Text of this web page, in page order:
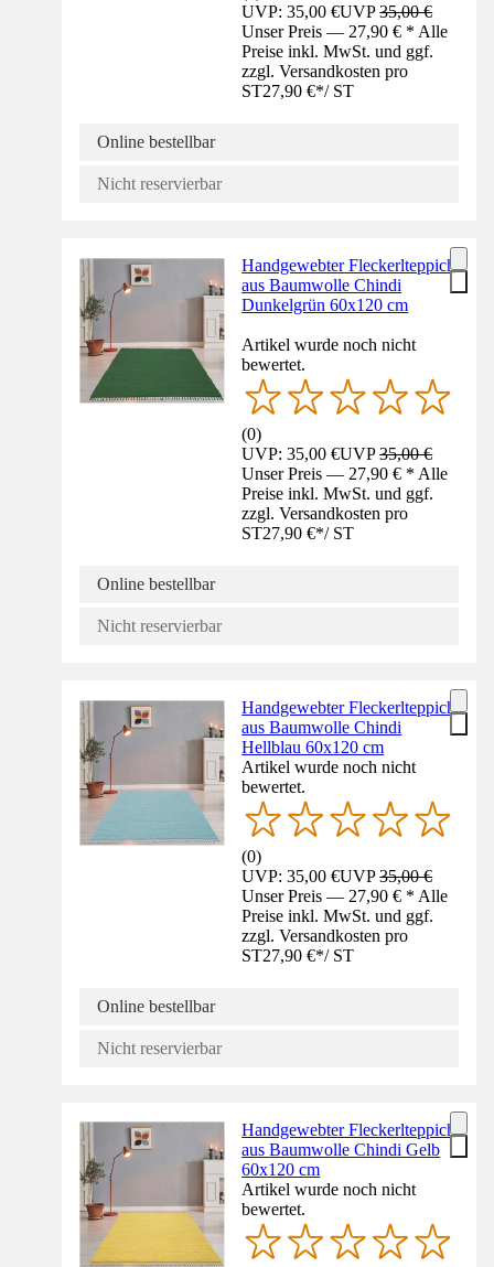
UVP: 35,00 €UVP35,00 €
Unser Preis — 27,90 € * Alle
Preise inkl. MwSt. und ggf.
zzgl. Versandkosten pro
ST27,90 €*/ ST
Online bestellbar
Nicht reservierbar
Handgewebter Fleckerlteppich
aus Baumwolle Chindi
Dunkelgrün 60x120 cm
Artikel wurde noch nicht
bewertet.
(0)
UVP: 35,00 €UVP35,00 €
Unser Preis — 27,90 € * Alle
Preise inkl. MwSt. und ggf.
zzgl. Versandkosten pro
ST27,90 €*/ ST
Online bestellbar
Nicht reservierbar
Handgewebter Fleckerlteppich
aus Baumwolle Chindi
Hellblau 60x120 cm
Artikel wurde noch nicht
bewertet.
(0)
UVP: 35,00 €UVP35,00 €
Unser Preis — 27,90 € * Alle
Preise inkl. MwSt. und ggf.
zzgl. Versandkosten pro
ST27,90 €*/ ST
Online bestellbar
Nicht reservierbar
Handgewebter Fleckerlteppich
aus Baumwolle Chindi Gelb
60x120 cm
Artikel wurde noch nicht
bewertet.